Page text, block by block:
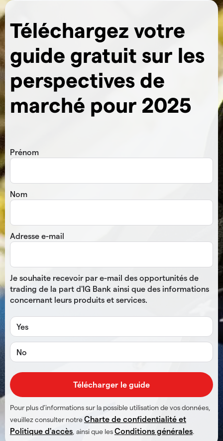
Téléchargez votre
guide gratuit sur les
perspectives de
marché pour 2025
Prénom
Nom
Adresse e-mail
Je souhaite recevoir par e-mail des opportunités de
trading de la part d'IG Bank ainsi que des informations
concernant leurs produits et services.
Yes
No
Pour plus d’informations sur la possible utilisation de vos données,
veuillez consulter notreCharte de confidentialité et
Politique d'accès , ainsi que lesConditions générales.